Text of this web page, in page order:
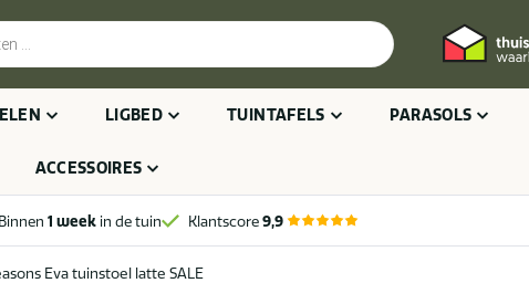
LIGBED TUINTAFELS PARASOLS
ACCESSOIRES
Binnen 1 week in de tuin Klantscore9,9
Eva tuinstoel latte SALE